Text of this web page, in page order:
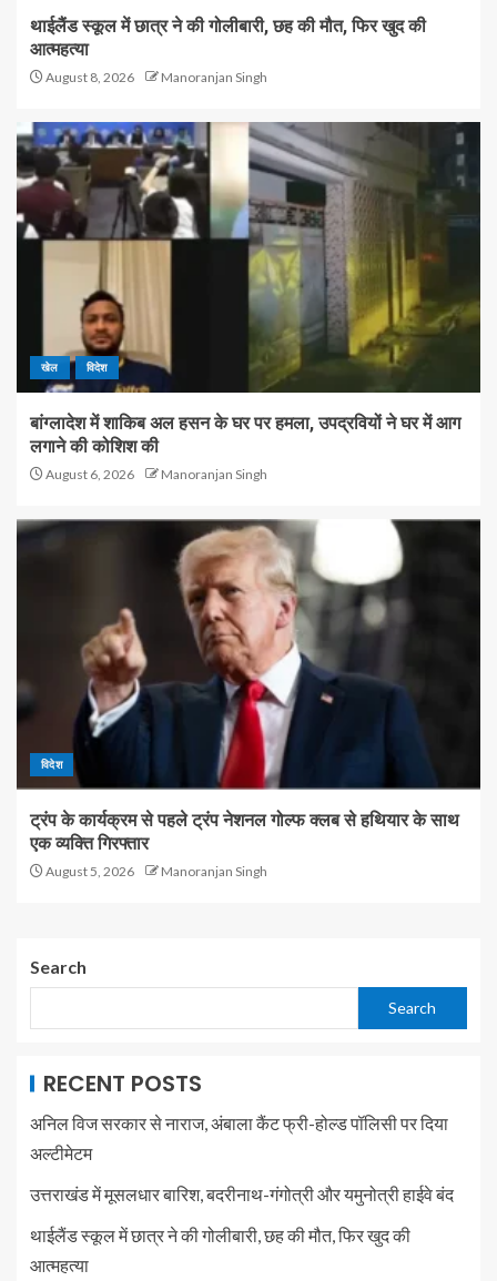
थाईलैंड स्कूल में छात्र ने की गोलीबारी, छह की मौत, फिर खुद की
आत्महत्या
August 8, 2026 Manoranjan Singh
खेल विदेश
बांग्लादेश में शाकिब अल हसन के घर पर हमला, उपद्रवियों ने घर में आग
लगाने की कोशिश की
August 6, 2026 Manoranjan Singh
विदेश
ट्रंप के कार्यक्रम से पहले ट्रंप नेशनल गोल्फ क्लब से हथियार के साथ
एक व्यक्ति गिरफ्तार
August 5, 2026 Manoranjan Singh
Search
Search
RECENT POSTS
अनिल विज सरकार से नाराज, अंबाला कैंट फ्री-होल्ड पॉलिसी पर दिया
अल्टीमेटम
उत्तराखंड में मूसलधार बारिश, बदरीनाथ-गंगोत्री और यमुनोत्री हाईवे बंद
थाईलैंड स्कूल में छात्र ने की गोलीबारी, छह की मौत, फिर खुद की
आत्महत्या